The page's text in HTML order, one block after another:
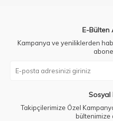
E-Bülten
Kampanya ve yeniliklerden
Sosyal
Takipçilerimize Özel
bültenimize